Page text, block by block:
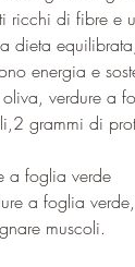
ricchi di fibre e
dieta
energia e
verdure a
grammi di
a foglia verde
a foglia
muscoli.